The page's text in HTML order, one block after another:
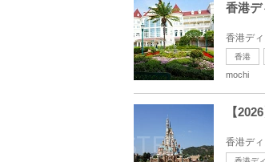
香港デ
香港デ
香港
mochi
【
香港デ